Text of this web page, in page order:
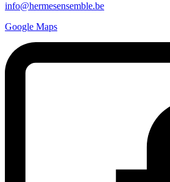
info@hermesensemble.be
Google Maps